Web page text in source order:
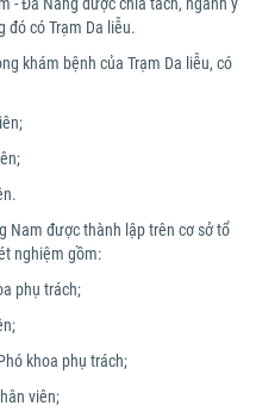
đó có Trạm Da liễu.
bệnh của Trạm Da liễu, có
Nam được thành lập trên cơ sở tổ
nghiệm gồm:
phụ trách;
khoa phụ trách;
viên;